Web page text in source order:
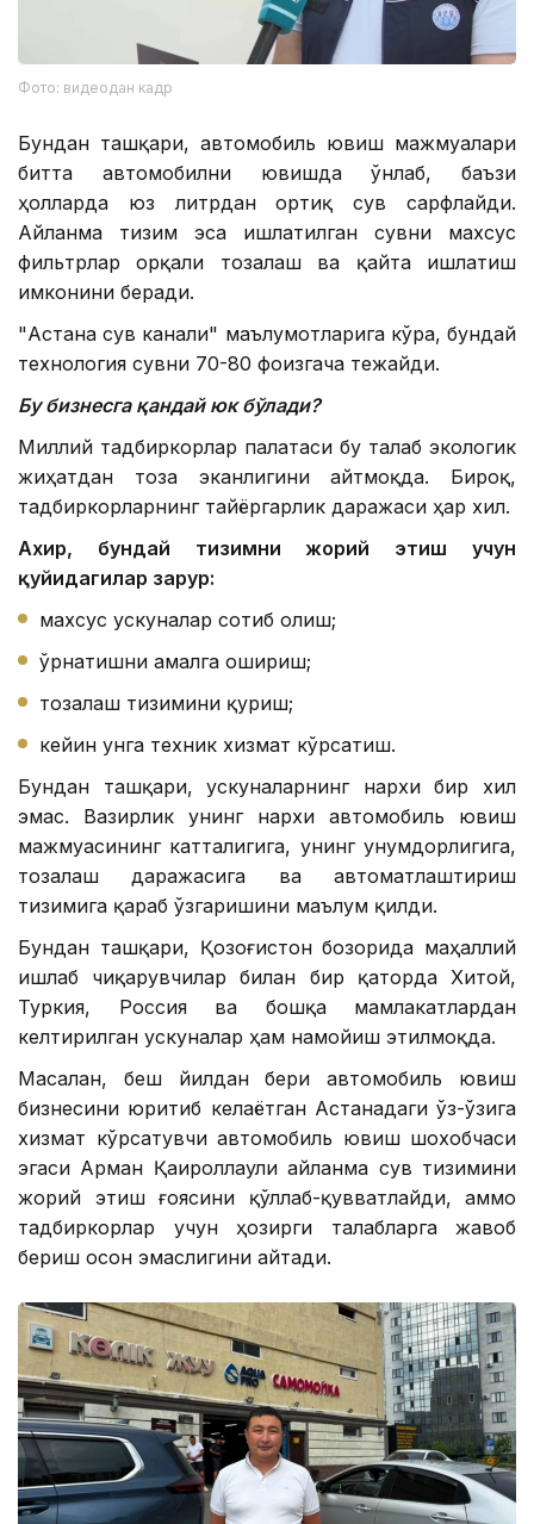
Фото: видеодан кадр
Бундан ташқари, автомобиль ювиш мажмуалари
битта автомобилни ювишда ўнлаб, баъзи
ҳолларда юз литрдан ортиқ сув сарфлайди.
Айланма тизим эса ишлатилган сувни махсус
фильтрлар орқали тозалаш ва қайта ишлатиш
имконини беради.
"Астана сув канали" маълумотларига кўра, бундай
технология сувни 70-80 фоизгача тежайди.
Бу бизнесга қандай юк бўлади?
Миллий тадбиркорлар палатаси бу талаб экологик
жиҳатдан тоза эканлигини айтмоқда. Бироқ,
тадбиркорларнинг тайёргарлик даражаси ҳар хил.
Ахир, бундай тизимни жорий этиш учун
қуйидагилар зарур:
махсус ускуналар сотиб олиш;
ўрнатишни амалга ошириш;
тозалаш тизимини қуриш;
кейин унга техник хизмат кўрсатиш.
Бундан ташқари, ускуналарнинг нархи бир хил
эмас. Вазирлик унинг нархи автомобиль ювиш
мажмуасининг катталигига, унинг унумдорлигига,
тозалаш даражасига ва автоматлаштириш
тизимига қараб ўзгаришини маълум қилди.
Бундан ташқари, Қозоғистон бозорида маҳаллий
ишлаб чиқарувчилар билан бир қаторда Хитой,
Туркия, Россия ва бошқа мамлакатлардан
келтирилган ускуналар ҳам намойиш этилмоқда.
Масалан, беш йилдан бери автомобиль ювиш
бизнесини юритиб келаётган Астанадаги ўз-ўзига
хизмат кўрсатувчи автомобиль ювиш шохобчаси
эгаси Арман Қаироллаули айланма сув тизимини
жорий этиш ғоясини қўллаб-қувватлайди, аммо
тадбиркорлар учун ҳозирги талабларга жавоб
бериш осон эмаслигини айтади.